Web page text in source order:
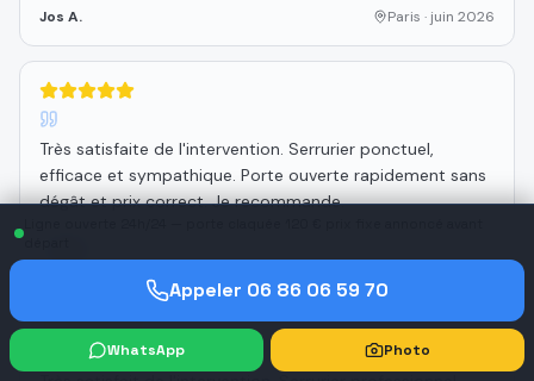
Jos A. Paris · juin 2026
5étoiles sur 5
Très satisfaite de l'intervention. Serrurier ponctuel,
efficace et sympathique. Porte ouverte rapidement sans
dégât et prix correct. Je recommande.
5étoiles sur 5
Appeler 06 86 06 59 70
WhatsApp Photo